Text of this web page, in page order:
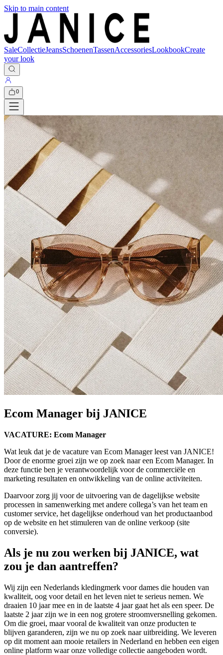
Skip to main content
SaleCollectieJeansSchoenenTassenAccessoriesLookbookCreate
your look
0
Ecom Manager bij JANICE
VACATURE: Ecom Manager
Wat leuk dat je de vacature van Ecom Manager leest van JANICE!
Door de enorme groei zijn we op zoek naar een Ecom Manager. In
deze functie ben je verantwoordelijk voor de commerciële en
marketing resultaten en ontwikkeling van de online activiteiten.
Daarvoor zorg jij voor de uitvoering van de dagelijkse website
processen in samenwerking met andere collega’s van het team en
customer service, het dagelijkse onderhoud van het productaanbod
op de website en het stimuleren van de online verkoop (site
conversie).
Als je nu zou werken bij JANICE, wat
zou je dan aantreffen?
Wij zijn een Nederlands kledingmerk voor dames die houden van
kwaliteit, oog voor detail en het leven niet te serieus nemen. We
draaien 10 jaar mee en in de laatste 4 jaar gaat het als een speer. De
laatste 2 jaar zijn we in een nog grotere stroomversnelling gekomen.
Om die groei, maar vooral de kwaliteit van onze producten te
blijven garanderen, zijn we nu op zoek naar uitbreiding. We leveren
op dit moment aan mooie retailers in Nederland en hebben een eigen
online platform waar onze volledige collectie aangeboden wordt.